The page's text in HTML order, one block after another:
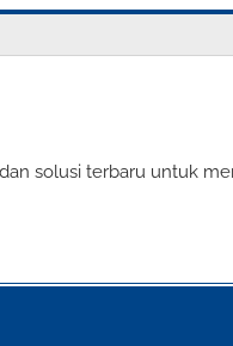
solusi terbaru untuk